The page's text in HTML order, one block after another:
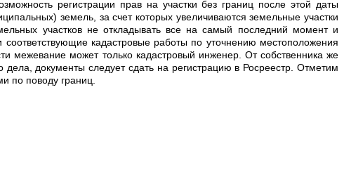
регистрации прав на участки без границ после этой даты
земель, за счет которых увеличиваются земельные участки
участков не откладывать все на самый последний момент и
кадастровые работы по уточнению местоположения
межевание может только кадастровый инженер. От собственника же
документы следует сдать на регистрацию в Росреестр. Отметим
по поводу границ.